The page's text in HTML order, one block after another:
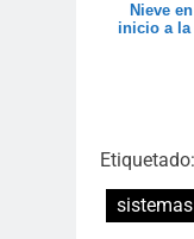
Nieve
inicio a la
Etiquetado: